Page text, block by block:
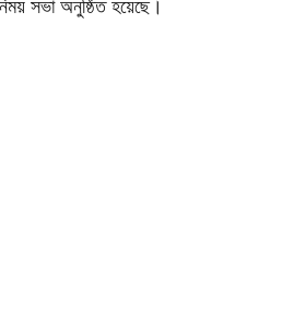
সভা অনুষ্ঠিত হয়েছে।